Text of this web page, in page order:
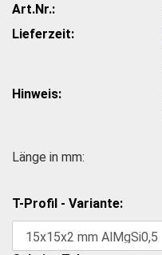
Art.Nr.:
Lieferzeit:
Hinweis:
Länge in mm:
T-Profil - Variante: